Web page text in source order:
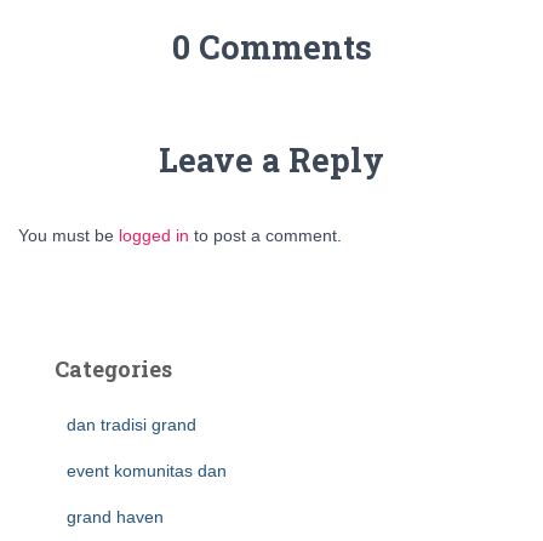
0 Comments
Leave a Reply
You must be logged in to post a comment.
Categories
dan tradisi grand
event komunitas dan
grand haven